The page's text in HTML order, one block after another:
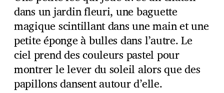
dans un jardin fleuri, une baguette
magique scintillant dans une main et une
petite éponge à bulles dans l’autre. Le
ciel prend des couleurs pastel pour
montrer le lever du soleil alors que des
papillons dansent autour d’elle.